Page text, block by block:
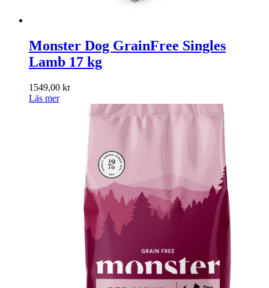
Monster Dog GrainFree Singles
Lamb 17 kg
1549,00 kr
Läs mer